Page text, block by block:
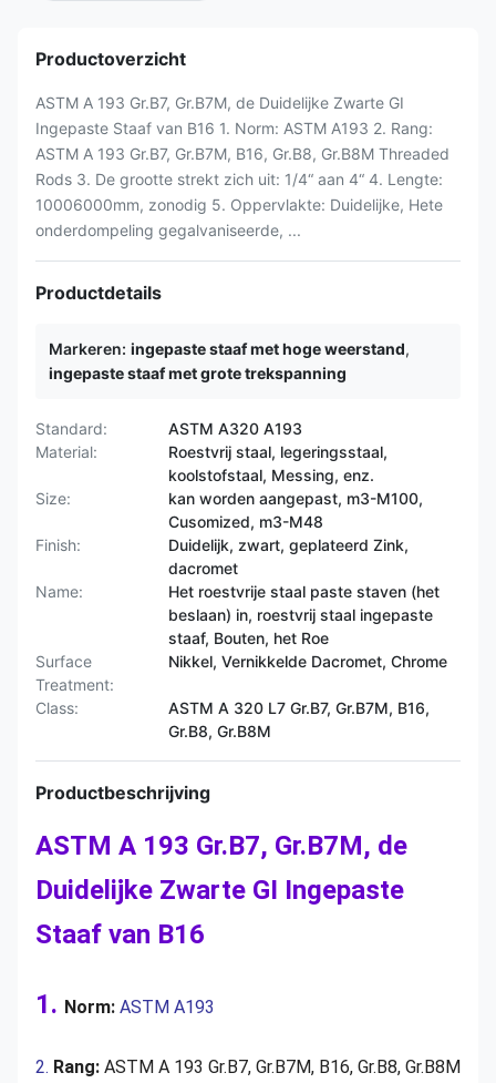
Productoverzicht
ASTM A 193 Gr.B7, Gr.B7M, de Duidelijke Zwarte GI
Ingepaste Staaf van B16 1. Norm: ASTM A193 2. Rang:
ASTM A 193 Gr.B7, Gr.B7M, B16, Gr.B8, Gr.B8M Threaded
Rods 3. De grootte strekt zich uit: 1/4“ aan 4“ 4. Lengte:
10006000mm, zonodig 5. Oppervlakte: Duidelijke, Hete
onderdompeling gegalvaniseerde, ...
Productdetails
Markeren: ingepaste staaf met hoge weerstand,
ingepaste staaf met grote trekspanning
Standard:
ASTM A320 A193
Material:
Roestvrij staal, legeringsstaal,
koolstofstaal, Messing, enz.
Size:
kan worden aangepast, m3-M100,
Cusomized, m3-M48
Finish:
Duidelijk, zwart, geplateerd Zink,
dacromet
Name:
Het roestvrije staal paste staven (het
beslaan) in, roestvrij staal ingepaste
staaf, Bouten, het Roe
Surface
Treatment:
Nikkel, Vernikkelde Dacromet, Chrome
Class:
ASTM A 320 L7 Gr.B7, Gr.B7M, B16,
Gr.B8, Gr.B8M
Productbeschrijving
ASTM A 193 Gr.B7, Gr.B7M, de
Duidelijke Zwarte GI Ingepaste
Staaf van B16
1. Norm: ASTM A193
2. Rang: ASTM A 193 Gr.B7, Gr.B7M, B16, Gr.B8, Gr.B8M